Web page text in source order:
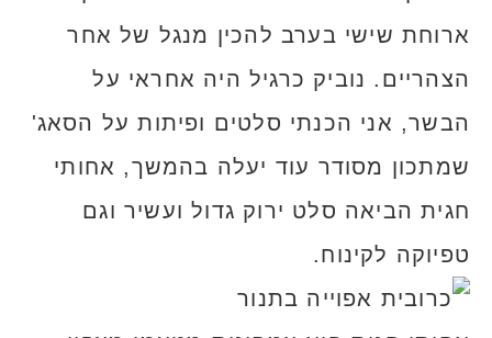
ארוחת שישי בערב להכין מנגל של אחר
הצהריים. נוביק כרגיל היה אחראי על
הבשר, אני הכנתי סלטים ופיתות על הסאג'
שמתכון מסודר עוד יעלה בהמשך, אחותי
חגית הביאה סלט ירוק גדול ועשיר וגם
טפיוקה לקינוח.